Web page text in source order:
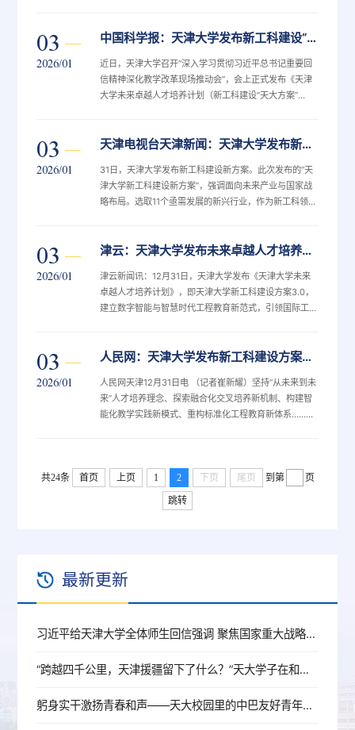
代表、企业代表及学校师生代表近150人参加会议。会
大方案”3.0）》发布。“由‘点题破局’到‘由点及面’，再
到‘由面及体’，新工科建设‘天大方案’1.0—3.0的迭代跃升
是...
03
2026/01
中国科学报：天津大学发布新工科建设“天大方案”3.0
近日，天津大学召开“深入学习贯彻习近平总书记重要回
信精神深化教学改革现场推动会”，会上正式发布《天津
大学未来卓越人才培养计划（新工科建设“天大方案”
案？”1.0~3.0的迭代跃升是学校面向国家战略与时代变
的战略抉择。”柴立元介绍，该方案坚持“从未来到未来”
的人才培养理念，围绕融合化交叉培养新机制、智能化教
学实践新模式、标准...
03
2026/01
天津电视台天津新闻：天津大学发布新工科建设新方案
31日，天津大学发布新工科建设新方案。此次发布的“天
津大学新工科建设新方案”，强调面向未来产业与国家战
略布局。选取11个亟需发展的新兴行业，作为新工科领军
将更强调本硕博一体的贯通培养。以脑机接口方向为例，
到4年博士的贯通培养模式，最短6年拿到博士学位。学
校已经与中国电子、航天科工集团等企业遴选了无创脑电
采集等工程实践项目共100...
03
2026/01
津云：天津大学发布未来卓越人才培养计划，新工科建设升级3.0
津云新闻讯：12月31日，天津大学发布《天津大学未来
卓越人才培养计划》，即天津大学新工科建设方案3.0，
建立数字智能与智慧时代工程教育新范式，引领国际工程
来学习中心及未来人才培养创新工场，建设具有全球影响
即培养目标从“解决已知”到“开拓未知”，教学关系从“教师
主导”到“师-生-AI共生”，教学范式从“传统课堂”到“智能
融...
03
2026/01
人民网：天津大学发布新工科建设方案3.0 系统规划十项举措培养未来卓越人才
人民网天津12月31日电 （记者崔新耀）坚持“从未来到未
来”人才培养理念、探索融合化交叉培养新机制、构建智
能化教学实践新模式、重构标准化工程教育新体系……今
案”）。“天津大学积极探索创新发展新路径，服务教育强
国建设，持续发挥数智时代工程教育改革引领作用，为服
务全球可持续发展提供系统性‘中国智慧’。”柴立元表示，
共24条 首页 上页 1 2 下页 尾页 到第 页
跳转
最新更新
习近平给天津大学全体师生回信强调 聚焦国家重大战略需求提高人才培养质量 更好服务经济社会发展
“跨越四千公里，天津援疆留下了什么？”天大学子在和田地区找到了答案
躬身实干激扬青春和声——天大校园里的中巴友好青年使者